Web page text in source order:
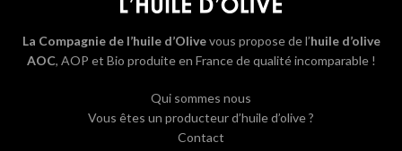
La Compagnie de l’huile d’Olivevous propose de l’huile d’olive
AOC, AOP et Bio produite en France de qualité incomparable !
Qui sommes nous
Vous êtes un producteur d’huile d’olive ?
Contact